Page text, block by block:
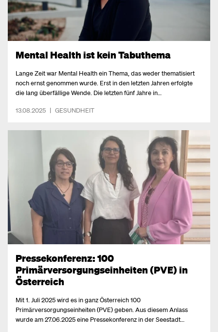
Mental Health ist kein Tabuthema
Lange Zeit war Mental Health ein Thema, das weder thematisiert
noch ernst genommen wurde. Erst in den letzten Jahren erfolgte
die lang überfällige Wende. Die letzten fünf Jahre in
gegeben, die Weichen richtig zu stellen – und wir haben noch viel
13.08.2025 | GESUNDHEIT
Pressekonferenz: 100
Primärversorgungseinheiten (PVE) in
Österreich
Mit 1. Juli 2025 wird es in ganz Österreich 100
Primärversorgungseinheiten (PVE) geben. Aus diesem Anlass
wurde am 27.06.2025 eine Pressekonferenz in der Seestadt